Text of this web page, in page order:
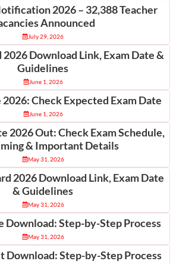
2026 – 32,388 Teacher
Announced
July 29, 2026
Download Link, Exam Date &
Guidelines
June 1, 2026
2026: Check Expected Exam Date
June 1, 2026
2026 Out: Check Exam Schedule,
& Important Details
May 31, 2026
2026 Download Link, Exam Date
& Guidelines
May 31, 2026
Download: Step-by-Step Process
May 31, 2026
Download: Step-by-Step Process